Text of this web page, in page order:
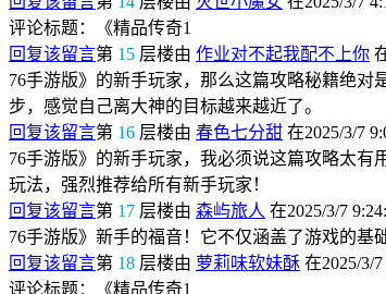
评论标题：《精品传奇1
回复该留言第 15 层楼由 作业对不起我配不上你
76手游版》的新手玩家，那么这篇攻略秘籍绝
步，感觉自己离大神的目标越来越近了。
回复该留言第 16 层楼由 春色七分甜 在2025/3/7
76手游版》的新手玩家，我必须说这篇攻略太
玩法，强烈推荐给所有新手玩家！
回复该留言第 17 层楼由 森屿旅人 在2025/3/7
76手游版》新手的福音！它不仅涵盖了游戏的基
回复该留言第 18 层楼由 萝莉味软妹酥 在2025/3/
评论标题：《精品传奇1